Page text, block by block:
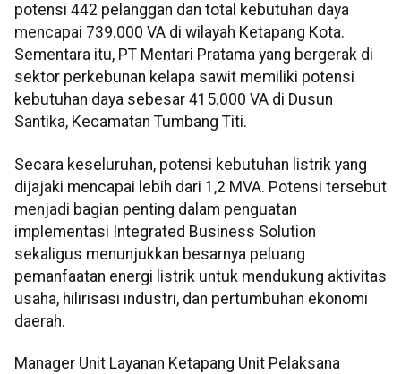
potensi 442 pelanggan dan total kebutuhan daya
mencapai 739.000 VA di wilayah Ketapang Kota.
Sementara itu, PT Mentari Pratama yang bergerak di
sektor perkebunan kelapa sawit memiliki potensi
kebutuhan daya sebesar 415.000 VA di Dusun
Santika, Kecamatan Tumbang Titi.
Secara keseluruhan, potensi kebutuhan listrik yang
dijajaki mencapai lebih dari 1,2 MVA. Potensi tersebut
menjadi bagian penting dalam penguatan
implementasi Integrated Business Solution
sekaligus menunjukkan besarnya peluang
pemanfaatan energi listrik untuk mendukung aktivitas
usaha, hilirisasi industri, dan pertumbuhan ekonomi
daerah.
Manager Unit Layanan Ketapang Unit Pelaksana